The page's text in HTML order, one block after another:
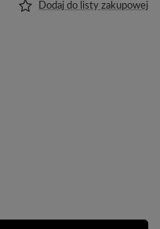
Dodaj do listy zakupowej